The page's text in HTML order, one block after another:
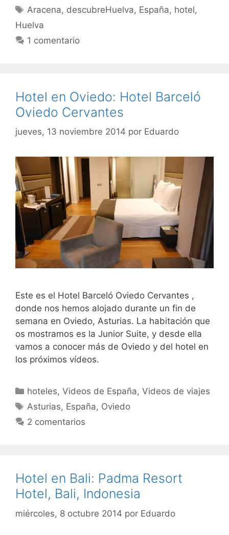
Etiquetas
Aracena, descubreHuelva, España, hotel,
Huelva
1 comentario
Hotel en Oviedo: Hotel Barceló
Oviedo Cervantes
jueves, 13 noviembre 2014 por Eduardo
Este es el Hotel Barceló Oviedo Cervantes ,
donde nos hemos alojado durante un fin de
semana en Oviedo, Asturias. La habitación que
os mostramos es la Junior Suite, y desde ella
vamos a conocer más de Oviedo y del hotel en
los próximos vídeos.
Categorías
hoteles,Videos de España,Videos de viajes
Etiquetas
Asturias, España, Oviedo
2 comentarios
Hotel en Bali: Padma Resort
Hotel, Bali, Indonesia
miércoles, 8 octubre 2014 por Eduardo